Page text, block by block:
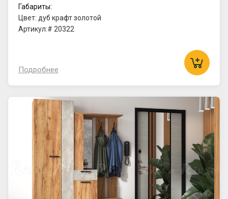
Габариты:
Цвет: дуб крафт золотой
Артикул:# 20322
Подробнее